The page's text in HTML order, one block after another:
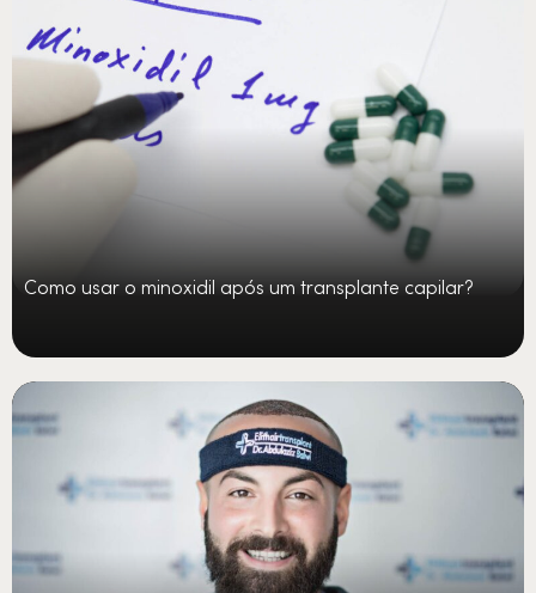
Como usar o minoxidil após um transplante capilar?